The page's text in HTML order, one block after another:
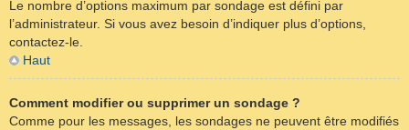
Le nombre d’options maximum par sondage est défini par
l’administrateur. Si vous avez besoin d’indiquer plus d’options,
contactez-le.
Haut
Comment modifier ou supprimer un sondage ?
Comme pour les messages, les sondages ne peuvent être modifiés